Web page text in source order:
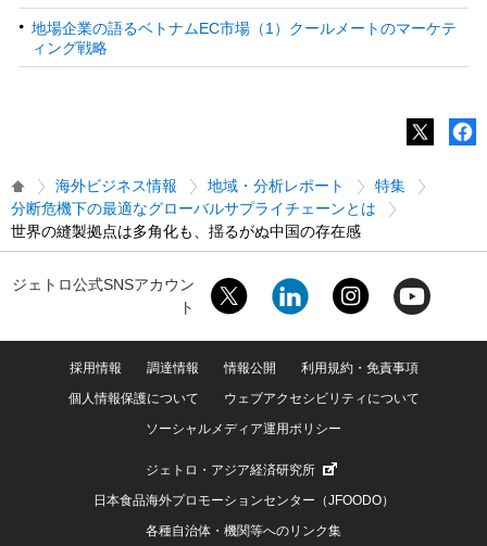
地場企業の語るベトナムEC市場（1）クールメートのマーケテ
ィング戦略
海外ビジネス情報 地域・分析レポート
特集
分断危機下の最適なグローバルサプライチェーンとは
世界の縫製拠点は多角化も、揺るがぬ中国の存在感
ジェトロ公式SNSアカウン
ト
採用情報 調達情報 情報公開
利用規約・免責事項
個人情報保護について
ウェブアクセシビリティについて
ソーシャルメディア運用ポリシー
ジェトロ・アジア経済研究所
日本食品海外プロモーションセンター（JFOODO）
各種自治体・機関等へのリンク集